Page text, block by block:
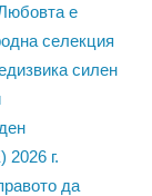
е
селекция
силен
2026 г.
да